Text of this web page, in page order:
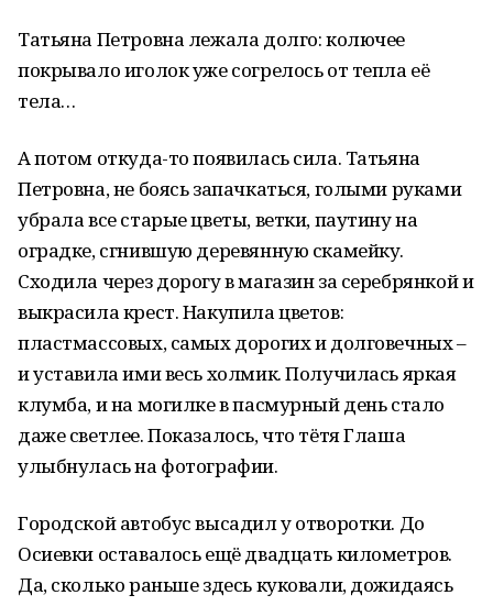
Татьяна Петровна лежала долго: колючее
покрывало иголок уже согрелось от тепла её
тела…
А потом откуда-то появилась сила. Татьяна
Петровна, не боясь запачкаться, голыми руками
убрала все старые цветы, ветки, паутину на
оградке, сгнившую деревянную скамейку.
Сходила через дорогу в магазин за серебрянкой и
выкрасила крест. Накупила цветов:
пластмассовых, самых дорогих и долговечных –
и уставила ими весь холмик. Получилась яркая
клумба, и на могилке в пасмурный день стало
даже светлее. Показалось, что тётя Глаша
улыбнулась на фотографии.
Городской автобус высадил у отворотки. До
Осиевки оставалось ещё двадцать километров.
Да, сколько раньше здесь куковали, дожидаясь